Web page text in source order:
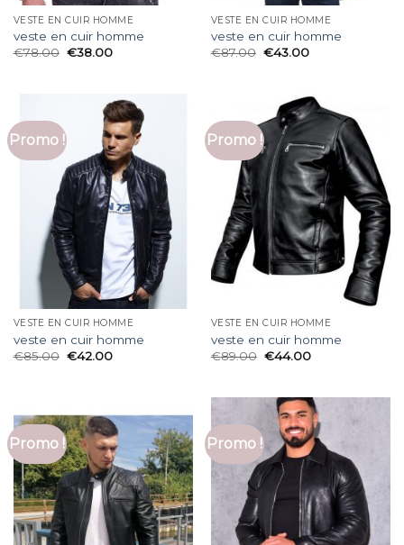
VESTE EN CUIR HOMME
veste en cuir homme
€78.00 €38.00
VESTE EN CUIR HOMME
veste en cuir homme
€87.00 €43.00
Promo !
VESTE EN CUIR HOMME
veste en cuir homme
€85.00 €42.00
Promo !
VESTE EN CUIR HOMME
veste en cuir homme
€89.00 €44.00
Promo ! Promo !